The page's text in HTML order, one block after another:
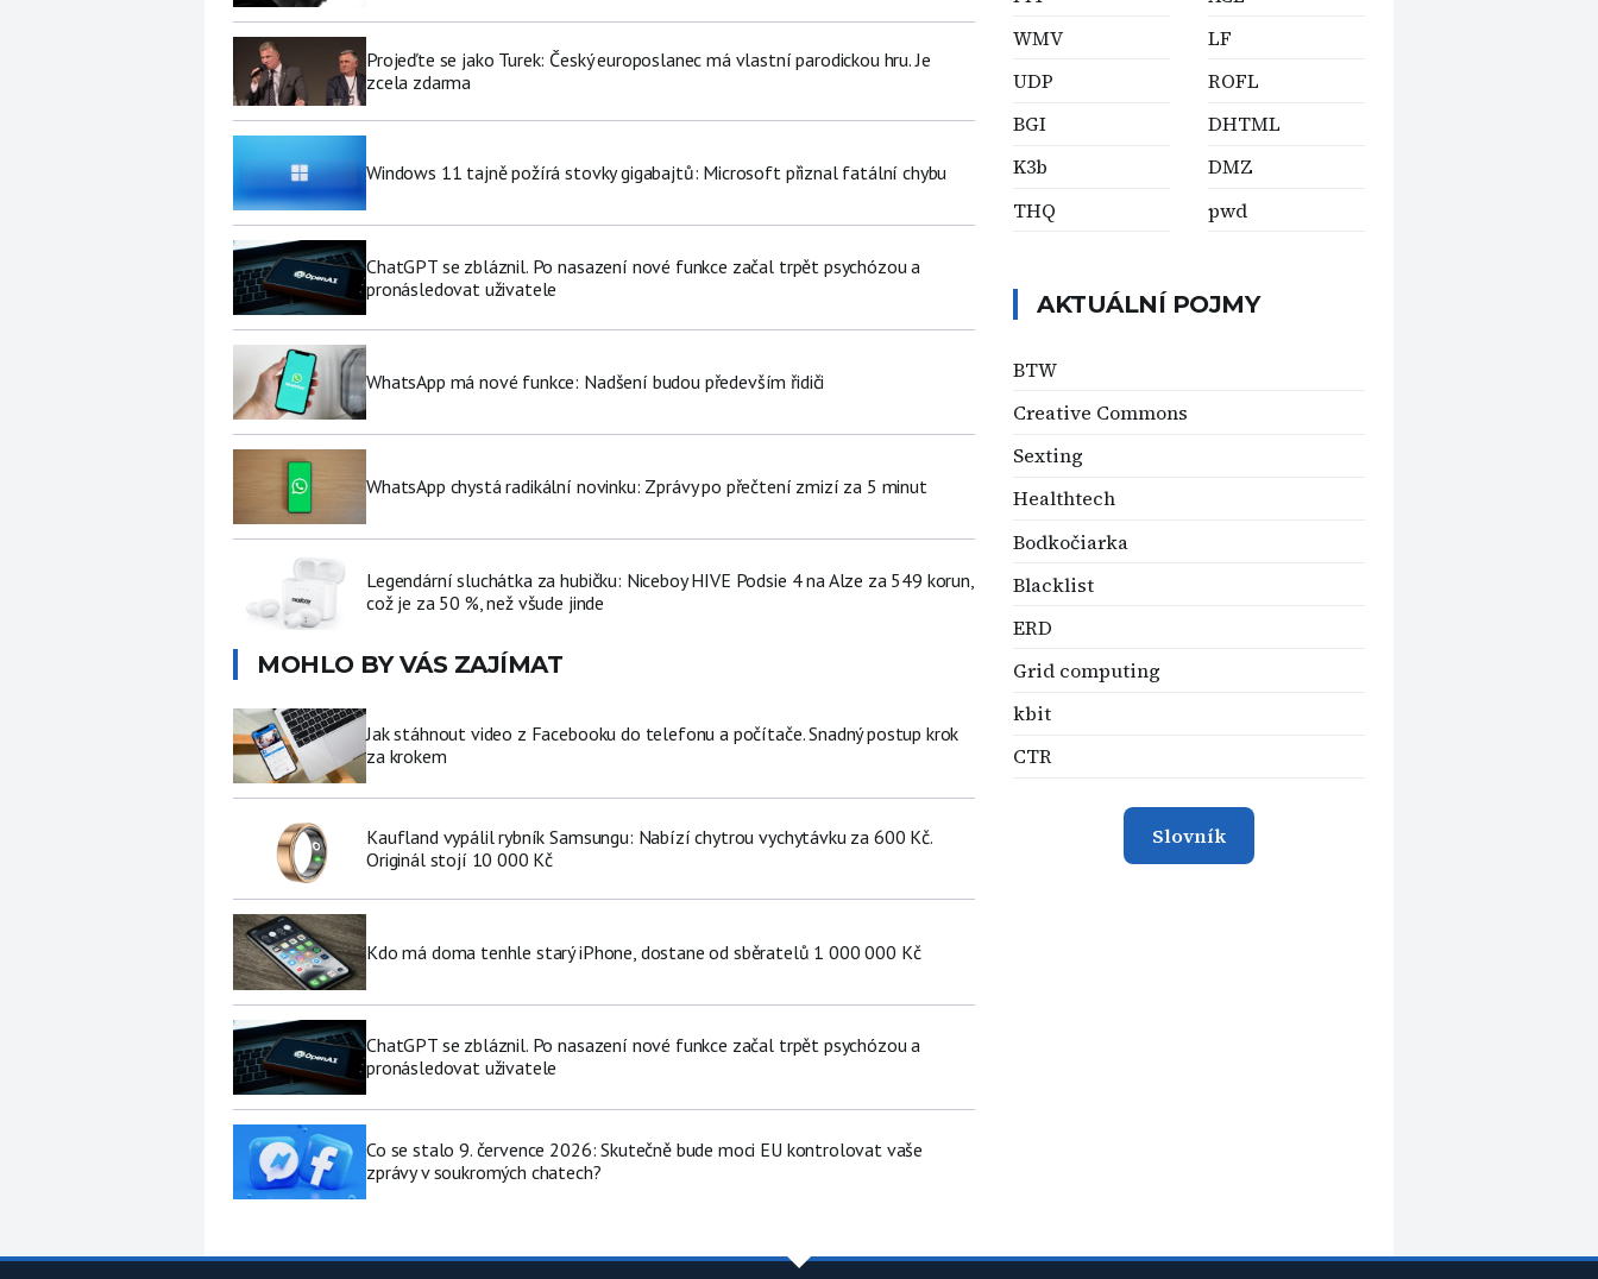
Projeďte se jako Turek: Český europoslanec má vlastní parodickou hru. Je
zcela zdarma
Windows 11 tajně požírá stovky gigabajtů: Microsoft přiznal fatální chybu
ChatGPT se zbláznil. Po nasazení nové funkce začal trpět psychózou a
pronásledovat uživatele
WhatsApp má nové funkce: Nadšení budou především řidiči
WhatsApp chystá radikální novinku: Zprávy po přečtení zmizí za 5 minut
Legendární sluchátka za hubičku: Niceboy HIVE Podsie 4 na Alze za 549 korun,
což je za 50 %, než všude jinde
MOHLO BY VÁS ZAJÍMAT
Jak stáhnout video z Facebooku do telefonu a počítače. Snadný postup krok
za krokem
Kaufland vypálil rybník Samsungu: Nabízí chytrou vychytávku za 600 Kč.
Originál stojí 10 000 Kč
Kdo má doma tenhle starý iPhone, dostane od sběratelů 1 000 000 Kč
ChatGPT se zbláznil. Po nasazení nové funkce začal trpět psychózou a
pronásledovat uživatele
Co se stalo 9. července 2026: Skutečně bude moci EU kontrolovat vaše
zprávy v soukromých chatech?
WMV
UDP
BGI
K3b
THQ
LF
ROFL
DHTML
DMZ
pwd
AKTUÁLNÍ POJMY
BTW
Creative Commons
Sexting
Healthtech
Bodkočiarka
Blacklist
ERD
Grid computing
kbit
CTR
Slovník